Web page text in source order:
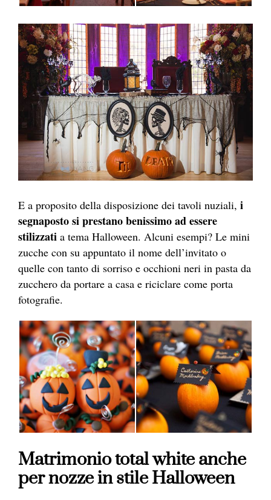
E a proposito della disposizione dei tavoli nuziali, i
segnaposto si prestano benissimo ad essere
stilizzati a tema Halloween. Alcuni esempi? Le mini
zucche con su appuntato il nome dell’invitato o
quelle con tanto di sorriso e occhioni neri in pasta da
zucchero da portare a casa e riciclare come porta
fotografie.
Matrimonio total white anche
per nozze in stile Halloween